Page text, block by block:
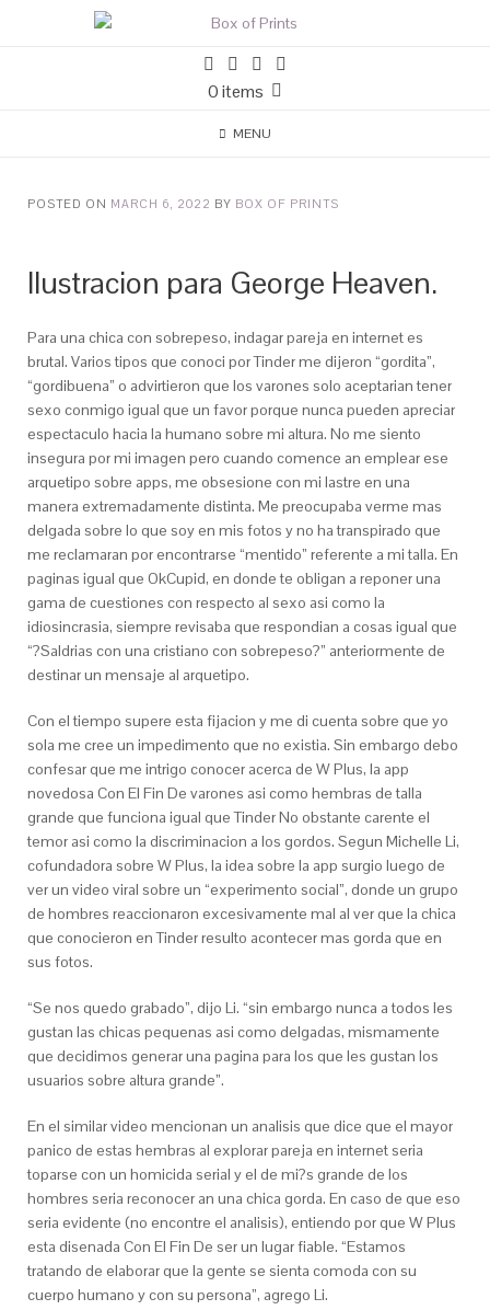
0 items
MENU
POSTED ON MARCH 6, 2022 BY BOX OF PRINTS
Ilustracion para George Heaven.
Para una chica con sobrepeso, indagar pareja en internet es
brutal. Varios tipos que conoci por Tinder me dijeron “gordita”,
“gordibuena” o advirtieron que los varones solo aceptarian tener
sexo conmigo igual que un favor porque nunca pueden apreciar
espectaculo hacia la humano sobre mi altura. No me siento
insegura por mi imagen pero cuando comence an emplear ese
arquetipo sobre apps, me obsesione con mi lastre en una
manera extremadamente distinta. Me preocupaba verme mas
delgada sobre lo que soy en mis fotos y no ha transpirado que
me reclamaran por encontrarse “mentido” referente a mi talla. En
paginas igual que OkCupid, en donde te obligan a reponer una
gama de cuestiones con respecto al sexo asi­ como la
idiosincrasia, siempre revisaba que respondian a cosas igual que
“?Saldrias con una cristiano con sobrepeso?” anteriormente de
destinar un mensaje al arquetipo.
Con el tiempo supere esta fijacion y me di cuenta sobre que yo
sola me cree un impedimento que no existia. Sin embargo debo
confesar que me intrigo conocer acerca de W Plus, la app
novedosa Con El Fin De varones asi­ como hembras de talla
grande que funciona igual que Tinder No obstante carente el
temor asi­ como la discriminacion a los gordos. Segun Michelle Li,
cofundadora sobre W Plus, la idea sobre la app surgio luego de
ver un video viral sobre un “experimento social”, donde un grupo
de hombres reaccionaron excesivamente mal al ver que la chica
que conocieron en Tinder resulto acontecer mas gorda que en
sus fotos.
“Se nos quedo grabado”, dijo Li. “sin embargo nunca a todos les
gustan las chicas pequenas asi­ como delgadas, mismamente
que decidimos generar una pagina para los que les gustan los
usuarios sobre altura grande”.
En el similar video mencionan un analisis que dice que el mayor
panico de estas hembras al explorar pareja en internet seri­a
toparse con un homicida serial y el de mi?s grande de los
hombres seri­a reconocer an una chica gorda. En caso de que eso
seri­a evidente (no encontre el analisis), entiendo por que W Plus
esta disenada Con El Fin De ser un lugar fiable. “Estamos
tratando de elaborar que la gente se sienta comoda con su
cuerpo humano y con su persona”, agrego Li.